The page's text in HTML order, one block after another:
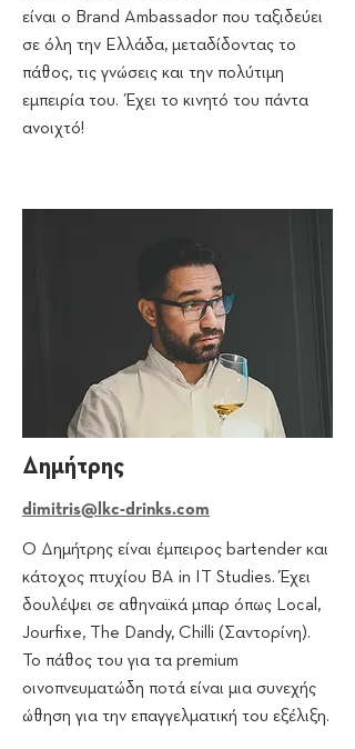
είναι ο Brand Ambassador που ταξιδεύει
σε όλη την Ελλάδα, μεταδίδοντας το
πάθος, τις γνώσεις και την πολύτιμη
εμπειρία του. Έχει το κινητό του πάντα
ανοιχτό!
Δημήτρης
dimitris@lkc-drinks.com
Ο Δημήτρης είναι έμπειρος bartender και
κάτοχος πτυχίου BA in IT Studies. Έχει
δουλέψει σε αθηναϊκά μπαρ όπως Local,
Jourfixe, The Dandy, Chilli (Σαντορίνη).
Το πάθος του για τα premium
οινοπνευματώδη ποτά είναι μια συνεχής
ώθηση για την επαγγελματική του εξέλιξη.